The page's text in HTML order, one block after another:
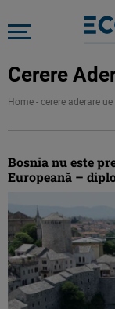
Cerere
Home - cerere aderare ue
Bosnia nu este
Europeană –